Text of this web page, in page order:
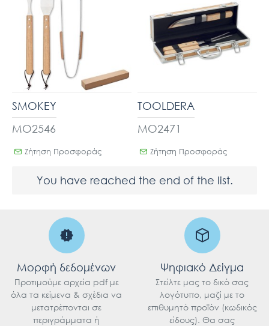
MO2546
SMOKEY
Ζήτηση Προσφοράς
MO2471
TOOLDERA
Ζήτηση Προσφοράς
You have reached the end of the list.
Μορφή δεδομένων
Προτιμούμε αρχεία pdf με
όλα τα κείμενα & σχέδια να
μετατρέπονται σε
περιγράμματα ή
Ψηφιακό Δείγμα
Στείλτε μας το δικό σας
λογότυπο, μαζί με το
επιθυμητό προϊόν (κωδικός
είδους). Θα σας